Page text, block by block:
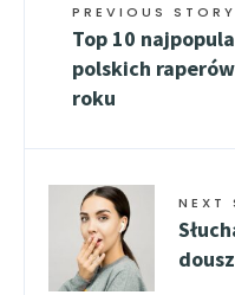
PREVIOUS STORY
Top 10
polskich
roku
NEXT